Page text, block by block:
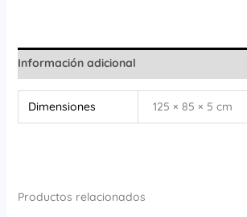
Información adicional
Dimensiones 125 × 85 × 5 cm
Productos relacionados